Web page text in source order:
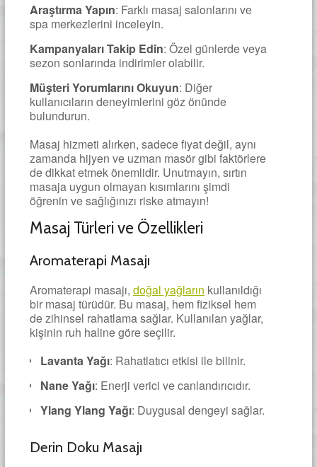
Araştırma Yapın: Farklı masaj salonlarını ve
spa merkezlerini inceleyin.
Kampanyaları Takip Edin: Özel günlerde veya
sezon sonlarında indirimler olabilir.
Müşteri Yorumlarını Okuyun: Diğer
kullanıcıların deneyimlerini göz önünde
bulundurun.
Masaj hizmeti alırken, sadece fiyat değil, aynı
zamanda hijyen ve uzman masör gibi faktörlere
de dikkat etmek önemlidir. Unutmayın, sırtın
masaja uygun olmayan kısımlarını şimdi
öğrenin ve sağlığınızı riske atmayın!
Masaj Türleri ve Özellikleri
Aromaterapi Masajı
Aromaterapi masajı, doğal yağların kullanıldığı
bir masaj türüdür. Bu masaj, hem fiziksel hem
de zihinsel rahatlama sağlar. Kullanılan yağlar,
kişinin ruh haline göre seçilir.
Lavanta Yağı: Rahatlatıcı etkisi ile bilinir.
Nane Yağı: Enerji verici ve canlandırıcıdır.
Ylang Ylang Yağı: Duygusal dengeyi sağlar.
Derin Doku Masajı